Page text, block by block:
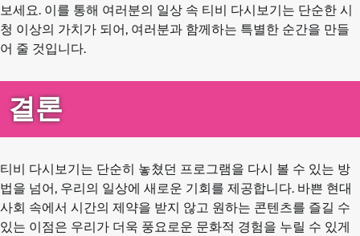
보세요. 이를 통해 여러분의 일상 속 티비 다시보기는 단순한 시
청 이상의 가치가 되어, 여러분과 함께하는 특별한 순간을 만들
어 줄 것입니다.
결론
티비 다시보기는 단순히 놓쳤던 프로그램을 다시 볼 수 있는 방
법을 넘어, 우리의 일상에 새로운 기회를 제공합니다. 바쁜 현대
사회 속에서 시간의 제약을 받지 않고 원하는 콘텐츠를 즐길 수
있는 이점은 우리가 더욱 풍요로운 문화적 경험을 누릴 수 있게